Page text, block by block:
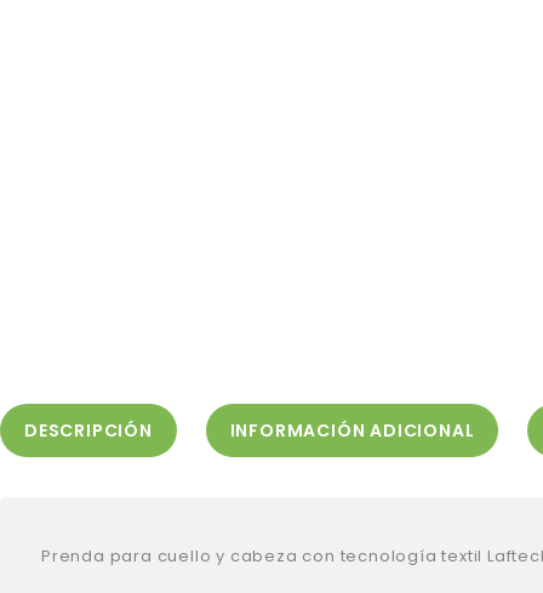
DESCRIPCIÓN INFORMACIÓN ADICIONAL
Prenda para cuello y cabeza con tecnología textil